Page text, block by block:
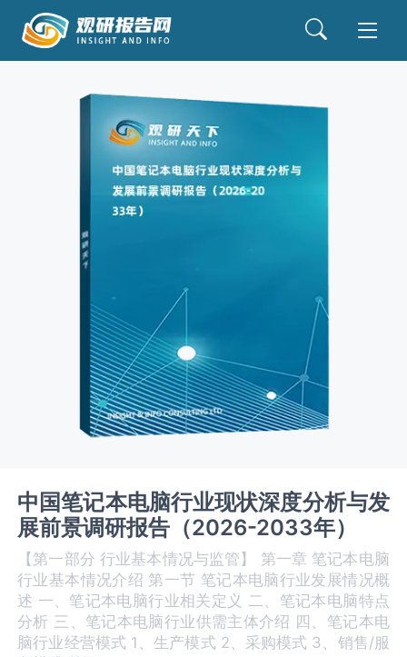
中国笔记本电脑行业现状深度分析与发
展前景调研报告（2026-2033年）
【第一部分 行业基本情况与监管】 第一章 笔记本电脑‌‌‌
行业基本情况介绍 第一节 笔记本电脑行业发展情况概
述 一、笔记本电脑‌‌‌行业相关定义 二、笔记本电脑‌‌‌特点
分析 三、笔记本电脑‌‌‌行业供需主体介绍 四、笔记本电
脑‌‌‌行业经营模式 1、生产模式 2、采购模式 3、销售/服